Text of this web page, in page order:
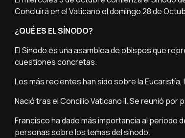
Concluirá en el Vaticano el domingo 28 de
¿QUÉ ES EL SÍNODO?
El Sínodo es una asamblea de obispos que
cuestiones concretas.
Los más recientes han sido sobre la Eucaristía,
Nació tras el Concilio Vaticano II. Se reunió por
Francisco ha dado más importancia al periodo
personas sobre los temas del sínodo.